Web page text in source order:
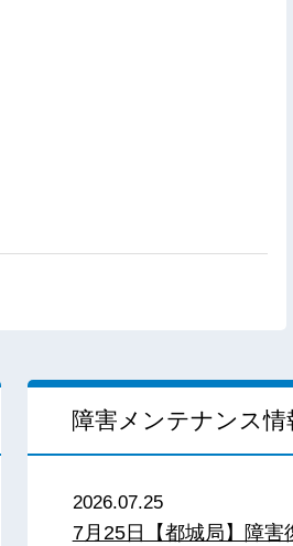
障害メンテナンス情
2026.07.25
7月25日【都城局】障害